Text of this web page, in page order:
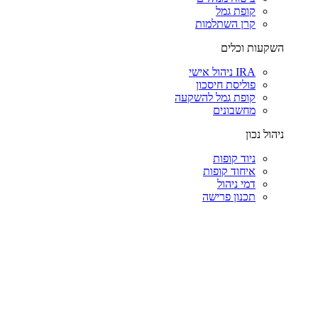
קופת גמל
קרן השתלמות
השקעות וכלים
IRA ניהול אישי
פוליסת חיסכון
קופת גמל להשקעה
מחשבונים
ניהול נכון
ניוד קופות
איחוד קופות
דמי ניהול
תכנון פרישה